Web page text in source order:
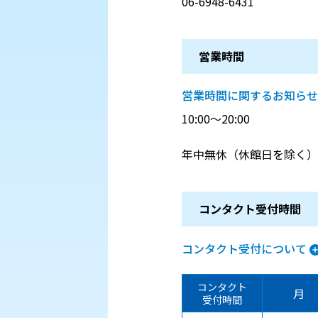
営業時間
営業時間に関するお知らせ
10:00～20:00
年中無休（休館日を除く）
コンタクト受付時間
コンタクト受付について
コンタクト
受付時間
月